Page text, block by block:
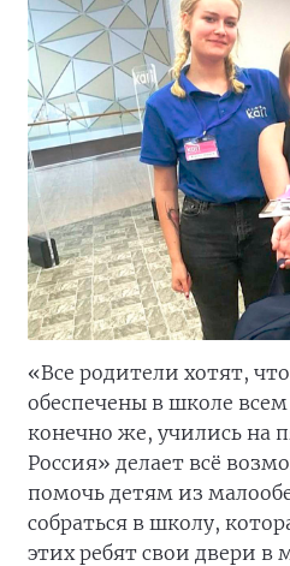
«Все родители хотят,
обеспечены в школе
конечно же, учились на
Россия» делает всё
помочь детям из
собраться в школу,
этих ребят свои двери